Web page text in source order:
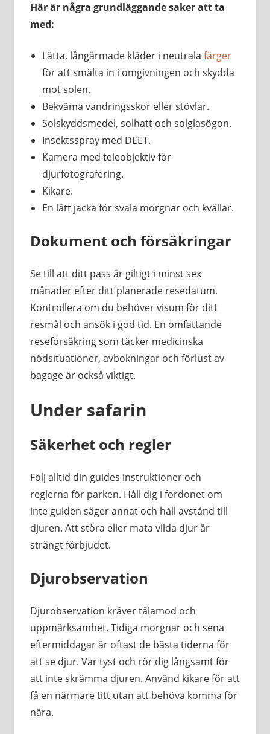
Här är några grundläggande saker att ta
med:
Lätta, långärmade kläder i neutrala färger
för att smälta in i omgivningen och skydda
mot solen.
Bekväma vandringsskor eller stövlar.
Solskyddsmedel, solhatt och solglasögon.
Insektsspray med DEET.
Kamera med teleobjektiv för
djurfotografering.
Kikare.
En lätt jacka för svala morgnar och kvällar.
Dokument och försäkringar
Se till att ditt pass är giltigt i minst sex
månader efter ditt planerade resedatum.
Kontrollera om du behöver visum för ditt
resmål och ansök i god tid. En omfattande
reseförsäkring som täcker medicinska
nödsituationer, avbokningar och förlust av
bagage är också viktigt.
Under safarin
Säkerhet och regler
Följ alltid din guides instruktioner och
reglerna för parken. Håll dig i fordonet om
inte guiden säger annat och håll avstånd till
djuren. Att störa eller mata vilda djur är
strängt förbjudet.
Djurobservation
Djurobservation kräver tålamod och
uppmärksamhet. Tidiga morgnar och sena
eftermiddagar är oftast de bästa tiderna för
att se djur. Var tyst och rör dig långsamt för
att inte skrämma djuren. Använd kikare för att
få en närmare titt utan att behöva komma för
nära.